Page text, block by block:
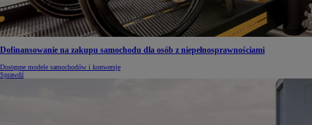
Dofinansowanie na zakupu samochodu dla osób z niepełnosprawnościami
Dostępne modele samochodów i konwersje
Sprawdź